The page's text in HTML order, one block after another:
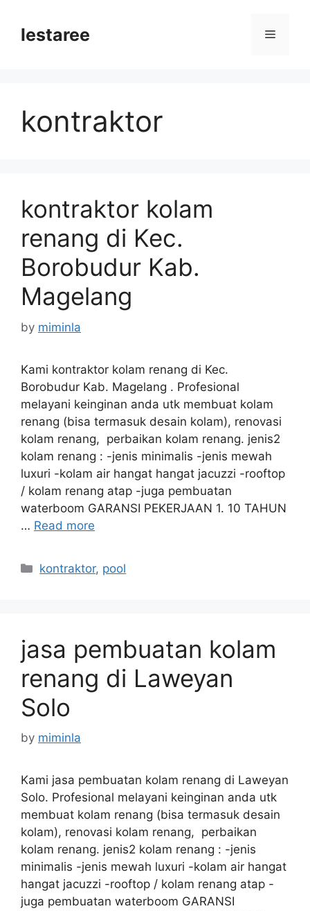
contentlestaree Menu
kontraktor
kontraktor kolam
renang di Kec.
Borobudur Kab.
Magelang
by miminla
Kami kontraktor kolam renang di Kec.
Borobudur Kab. Magelang . Profesional
melayani keinginan anda utk membuat kolam
renang (bisa termasuk desain kolam), renovasi
kolam renang, perbaikan kolam renang. jenis2
kolam renang : -jenis minimalis -jenis mewah
luxuri -kolam air hangat hangat jacuzzi -rooftop
/ kolam renang atap -juga pembuatan
waterboom GARANSI PEKERJAAN 1. 10 TAHUN
… Read more
Categories
kontraktor, pool
jasa pembuatan kolam
renang di Laweyan
Solo
by miminla
Kami jasa pembuatan kolam renang di Laweyan
Solo. Profesional melayani keinginan anda utk
membuat kolam renang (bisa termasuk desain
kolam), renovasi kolam renang, perbaikan
kolam renang. jenis2 kolam renang : -jenis
minimalis -jenis mewah luxuri -kolam air hangat
hangat jacuzzi -rooftop / kolam renang atap -
juga pembuatan waterboom GARANSI